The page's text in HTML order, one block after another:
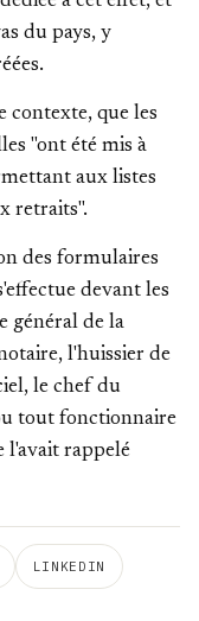
du pays, y
contexte, que les
"ont été mis à
aux listes
retraits".
des formulaires
devant les
général de la
l'huissier de
le chef du
tout fonctionnaire
l'avait rappelé
LINKEDIN